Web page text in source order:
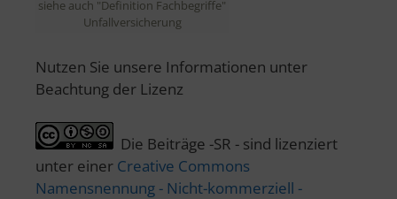
siehe auch "Definition Fachbegriffe"
Unfallversicherung
Nutzen Sie unsere Informationen unter
Beachtung der Lizenz
Die Beiträge -SR - sind lizenziert
unter einer Creative Commons
Namensnennung - Nicht-kommerziell -